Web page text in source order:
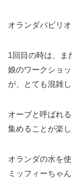
オランダパビリ
1回目の時は、ま
娘のワークショ
が、とても混雑し
オーブと呼ばれ
集めることが楽し
オランダの水を
ミッフィーちゃ